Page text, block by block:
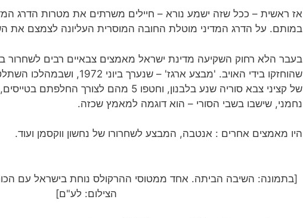
אז ראשית – ככל שזה ישמע נורא – חיילים משרתים את מטרות הדרג
במותם. על הדרג המדיני מוטלת החובה המוסרית העליונה לצמצם את
בעבר הלא רחוק השקיעה מדינת ישראל מאמצים צבאיים רבים לשחרור
שהוחזקו בידי האויב. 'מבצע ארגז' –
של קציני צבא סוריה שנע בלבנון, וחטפו 5 מהם
נחמני, שישבו בשבי הסורי – הוא דוגמה למאמץ שכזה.
היו מאמצים אחרים : אנטבה, המבצע לשחרורו של נחשון ווקסמן ועוד.
[בתמונה: השיבה הביתה. אחד ממטוסי ההרקולס נוחת בישראל עם
הצילום: לע"ם]